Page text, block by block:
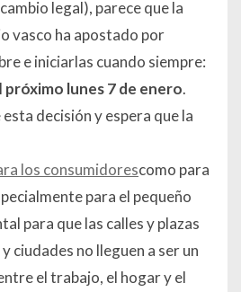
legal), parece que la
vasco ha apostado por
e iniciarlas cuando siempre:
próximo lunes 7 de enero.
esta decisión y espera que la
los consumidorescomo para
para el pequeño
para que las calles y plazas
ciudades no lleguen a ser un
el trabajo, el hogar y el